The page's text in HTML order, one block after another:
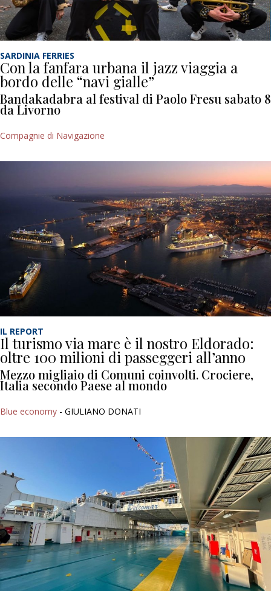
SARDINIA FERRIES
Con la fanfara urbana il jazz viaggia a
bordo delle “navi gialle”
Bandakadabra al festival di Paolo Fresu sabato 8
da Livorno
Compagnie di Navigazione
IL REPORT
Il turismo via mare è il nostro Eldorado:
oltre 100 milioni di passeggeri all’anno
Mezzo migliaio di Comuni coinvolti. Crociere,
Italia secondo Paese al mondo
Blue economy - GIULIANO DONATI